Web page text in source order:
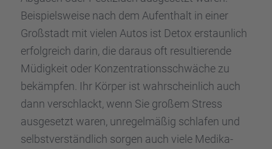
Beispiels­weise nach dem Aufent­halt in einer
Großstadt mit vielen Autos ist Detox erstaun­lich
erfolg­reich darin, die daraus oft resul­tie­rende
Müdig­keit oder Konzen­tra­ti­ons­schwä­che zu
bekämp­fen. Ihr Körper ist wahrschein­lich auch
dann verschlackt, wenn Sie großem Stress
ausge­setzt waren, unregel­mä­ßig schla­fen und
selbst­ver­ständ­lich sorgen auch viele Medika­